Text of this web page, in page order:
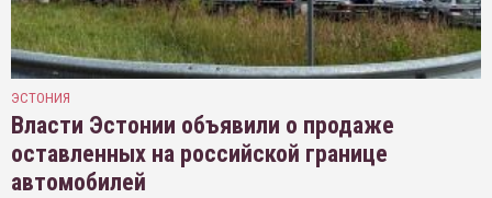
ЭСТОНИЯ
Власти Эстонии объявили о продаже
оставленных на российской границе
автомобилей